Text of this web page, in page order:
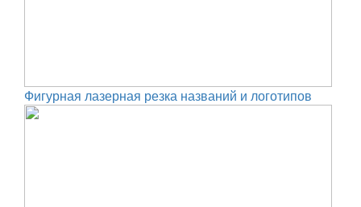
Фигурная лазерная резка названий и логотипов